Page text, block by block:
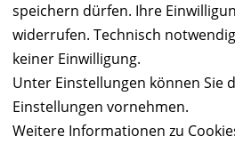
speichern dürfen. Ihre
widerrufen. Technisch
keiner Einwilligung.
Unter Einstellungen können Sie
Einstellungen vornehmen.
Weitere Informationen zu
Mo. - Fr. 09:00-
Tel.: +49 (0)941 46
»info@coupon-
»FAQs